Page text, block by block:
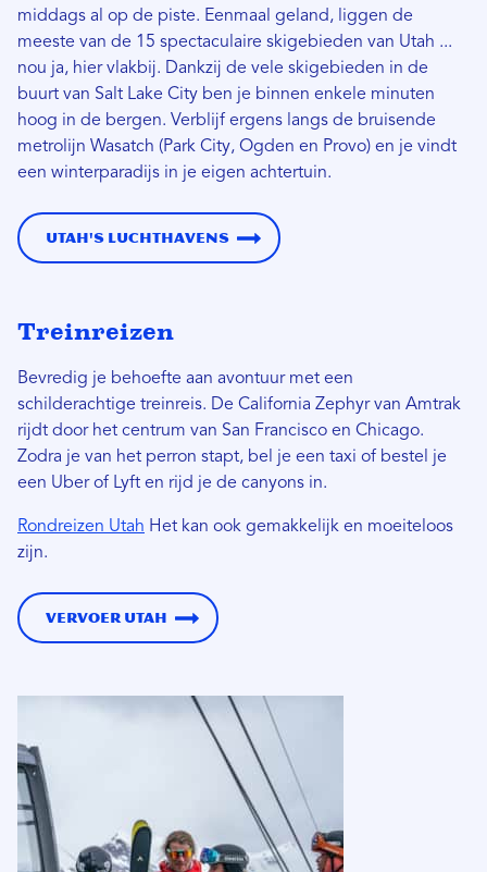
middags al op de piste. Eenmaal geland, liggen de
meeste van de 15 spectaculaire skigebieden van Utah ...
nou ja, hier vlakbij. Dankzij de vele skigebieden in de
buurt van Salt Lake City ben je binnen enkele minuten
hoog in de bergen. Verblijf ergens langs de bruisende
metrolijn Wasatch (Park City, Ogden en Provo) en je vindt
een winterparadijs in je eigen achtertuin.
Utah's Luchthavens
Treinreizen
Bevredig je behoefte aan avontuur met een
schilderachtige treinreis. De California Zephyr van Amtrak
rijdt door het centrum van San Francisco en Chicago.
Zodra je van het perron stapt, bel je een taxi of bestel je
een Uber of Lyft en rijd je de canyons in.
Rondreizen Utah Het kan ook gemakkelijk en moeiteloos
zijn.
Vervoer Utah